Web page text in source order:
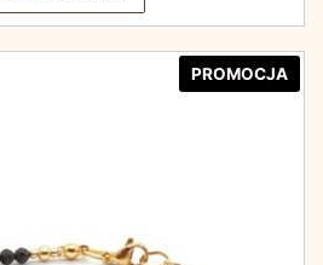
PROMOCJA